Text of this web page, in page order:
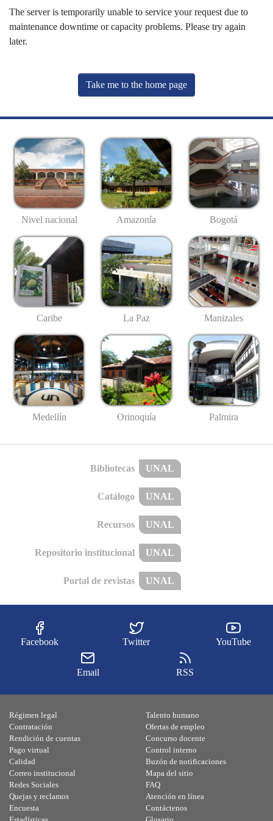
The server is temporarily unable to service your request due to
maintenance downtime or capacity problems. Please try again
later.
Take me to the home page
Nivel nacional Amazonía Bogotá
Caribe La Paz Manizales
Medellín Orinoquía Palmira
Bibliotecas UNAL
Catálogo UNAL
Recursos UNAL
Repositorio institucional UNAL
Portal de revistas UNAL
Facebook Twitter YouTube
Email RSS
Régimen legal
Contratación
Rendición de cuentas
Pago virtual
Calidad
Talento humano
Ofertas de empleo
Concurso docente
Control interno
Buzón de notificaciones
Correo institucional
Redes Sociales
Quejas y reclamos
Encuesta
Mapa del sitio
FAQ
Atención en línea
Contáctenos